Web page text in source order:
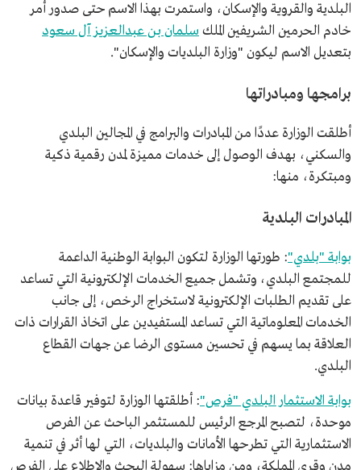
البلدية والقروية والإسكان، واستمرت بهذا الاسم حتى صدور أمر
خادم الحرمين الشريفين الملك سلمان بن عبدالعزيز آل سعود
بتعديل الاسم ليكون "وزارة البلديات والإسكان".
برامجها ومبادراتها
أطلقت الوزارة عددًا من المبادرات والبرامج في المجالين البلدي
والسكني، بهدف الوصول إلى خدمات مميزة لمدن رقمية ذكية
ومبتكرة، منها:
المبادرات البلدية
بوابة "بلدي": طورتها الوزارة لتكون البوابة الوطنية الداعمة
للمجتمع البلدي، وتشمل جميع الخدمات الإلكترونية التي تساعد
على تقديم الطلبات الإلكترونية لاستخراج الرخص، إلى جانب
الخدمات المعلوماتية التي تساعد المستفيدين على اتخاذ القرارات ذات
العلاقة بما يسهم في تحسين مستوى الرضا عن جهات القطاع
البلدي.
بوابة الاستثمار البلدي "فرص": أطلقتها الوزارة لتوفير قاعدة بيانات
موحدة، لتصبح المرجع الرئيس للمستثمر الباحث عن الفرص
الاستثمارية التي تطرحها الأمانات والبلديات، التي لها أثر في تنمية
مدن وقرى المملكة، ومن مزاياها: سهولة البحث والاطلاع على الفرص